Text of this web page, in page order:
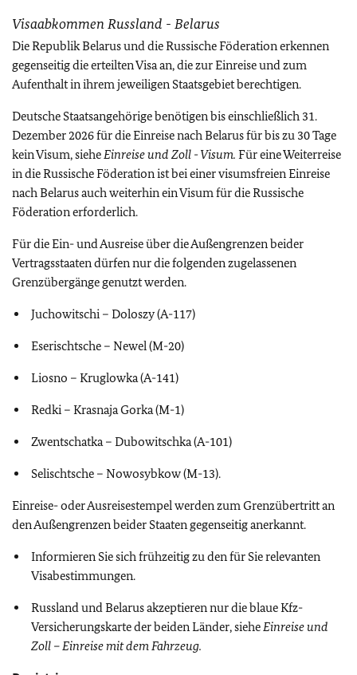
Visaabkommen Russland - Belarus
Die Republik Belarus und die Russische Föderation erkennen
gegenseitig die erteilten Visa an, die zur Einreise und zum
Aufenthalt in ihrem jeweiligen Staatsgebiet berechtigen.
Deutsche Staatsangehörige benötigen bis einschließlich 31.
Dezember 2026 für die Einreise nach Belarus für bis zu 30 Tage
kein Visum, sieheEinreise und Zoll - Visum. Für eine Weiterreise
in die Russische Föderation ist bei einer visumsfreien Einreise
nach Belarus auch weiterhin ein Visum für die Russische
Föderation erforderlich.
Für die Ein- und Ausreise über die Außengrenzen beider
Vertragsstaaten dürfen nur die folgenden zugelassenen
Grenzübergänge genutzt werden.
Juchowitschi – Doloszy (A-117)
Eserischtsche – Newel (M-20)
Liosno – Kruglowka (A-141)
Redki – Krasnaja Gorka (M-1)
Zwentschatka – Dubowitschka (A-101)
Selischtsche – Nowosybkow (M-13).
Einreise- oder Ausreisestempel werden zum Grenzübertritt an
den Außengrenzen beider Staaten gegenseitig anerkannt.
Informieren Sie sich frühzeitig zu den für Sie relevanten
Visabestimmungen.
Russland und Belarus akzeptieren nur die blaue Kfz-
Versicherungskarte der beiden Länder, sieheEinreise und
Zoll – Einreise mit dem Fahrzeug.